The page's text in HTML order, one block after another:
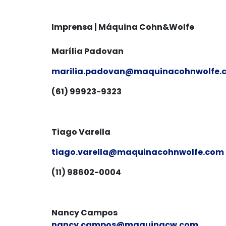
Imprensa | Máquina Cohn&Wolfe
Marília Padovan
(61) 99923-9323
Tiago Varella
tiago.varella@maquinacohnwolfe.com
(11) 98602-0004
Nancy Campos